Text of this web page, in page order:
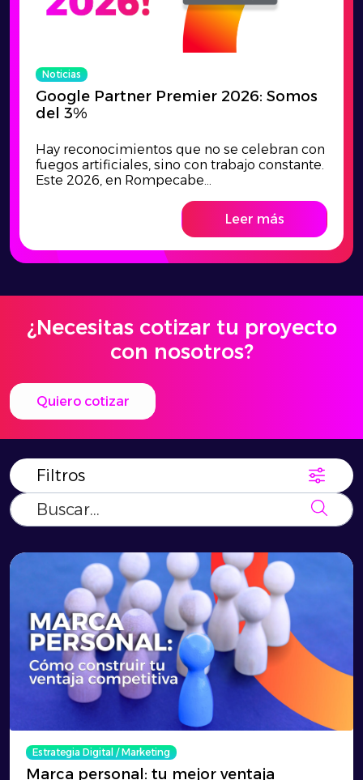
Noticias
Google Partner Premier 2026: Somos
del 3%
Hay reconocimientos que no se celebran con
fuegos artificiales, sino con trabajo constante.
Este 2026, en Rompecabe...
Leer más
¿Necesitas cotizar tu proyecto
con nosotros?
Quiero cotizar
Filtros
Estrategia Digital/Marketing
Marca personal: tu mejor ventaja